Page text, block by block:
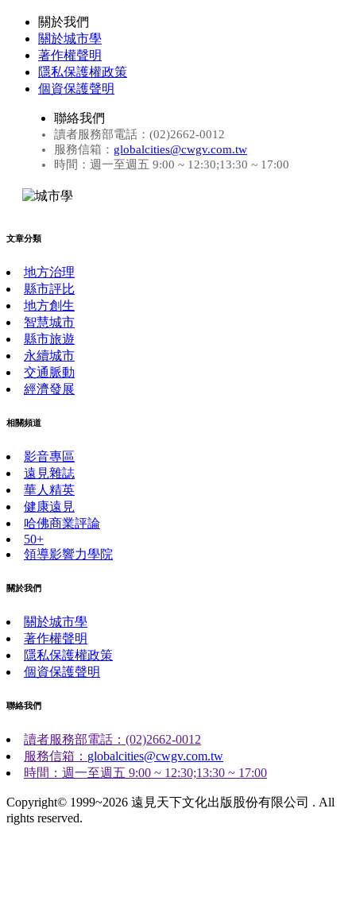
關於我們
關於城市學
著作權聲明
隱私保護權政策
個資保護聲明
聯絡我們
讀者服務部電話：(02)2662-0012
服務信箱： globalcities@cwgv.com.tw
時間：週一至週五 9:00 ~ 12:30;13:30 ~ 17:00
文章分類
地方治理
縣市評比
地方創生
智慧城市
縣市旅遊
永續城市
交通脈動
經濟發展
相關頻道
影音專區
遠見雜誌
華人精英
健康遠見
哈佛商業評論
50+
領導影響力學院
關於我們
關於城市學
著作權聲明
隱私保護權政策
個資保護聲明
聯絡我們
讀者服務部電話：(02)2662-0012
服務信箱： globalcities@cwgv.com.tw
時間：週一至週五 9:00 ~ 12:30;13:30 ~ 17:00
Copyright© 1999~2026 遠見天下文化出版股份有限公司 . All
rights reserved.